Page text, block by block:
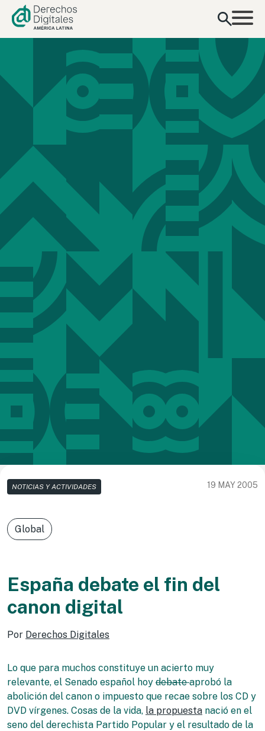
contenido
NOTICIAS Y ACTIVIDADES 19 MAY 2005
Global
España debate el fin del
canon digital
Por Derechos Digitales
Lo que para muchos constituye un acierto muy
relevante, el Senado español hoy debateaprobó la
abolición del canon o impuesto que recae sobre los CD y
DVD vírgenes. Cosas de la vida, la propuesta nació en el
seno del derechista Partido Popular y el resultado de la